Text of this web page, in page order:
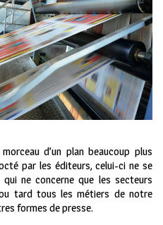
d’un plan beaucoup plus
par les éditeurs, celui-ci ne se
ne concerne que les secteurs
tard tous les métiers de notre
formes de presse.